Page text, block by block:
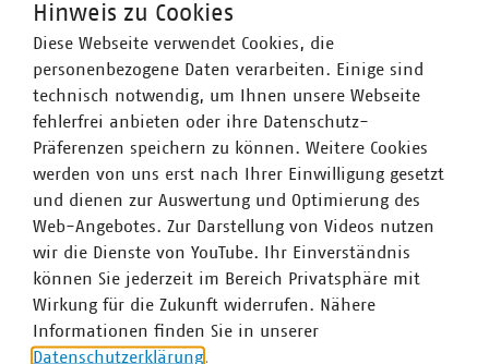
© Syda Productions/stock.adobe.com
All In!
Aggressiver Überbietungswettbewerb in den
Auktionen im BEHG 2026
23.07.2026
Die Auktionsergebnisse im BEHG 2026 zeigen die
strukturellen Schwächen des aktuellen Systems aus
Hinweis zu Cookies
Diese Webseite verwendet Cookies, die
personenbezogene Daten verarbeiten. Einige sind
technisch notwendig, um Ihnen unsere Webseite
fehlerfrei anbieten oder ihre Datenschutz-
Präferenzen speichern zu können. Weitere Cookies
werden von uns erst nach Ihrer Einwilligung gesetzt
und dienen zur Auswertung und Optimierung des
Web-Angebotes. Zur Darstellung von Videos nutzen
wir die Dienste von YouTube. Ihr Einverständnis
können Sie jederzeit im Bereich Privatsphäre mit
Wirkung für die Zukunft widerrufen. Nähere
Informationen finden Sie in unserer
Datenschutzerklärung.